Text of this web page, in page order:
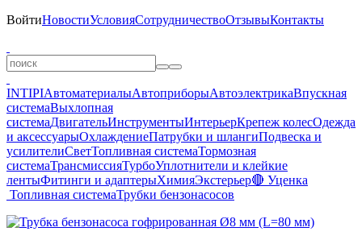
ВойтиНовостиУсловияСотрудничествоОтзывыКонтакты
INTIPIАвтоматериалыАвтоприборыАвтоэлектрикаВпускная
системаВыхлопная
системаДвигательИнструментыИнтерьерКрепеж колесОдежда
и аксессуарыОхлаждениеПатрубки и шлангиПодвеска и
усилителиСветТопливная системаТормозная
системаТрансмиссияТурбоУплотнители и клейкие
лентыФитинги и адаптерыХимияЭкстерьер🔴 Уценка
Топливная системаТрубки бензонасосов